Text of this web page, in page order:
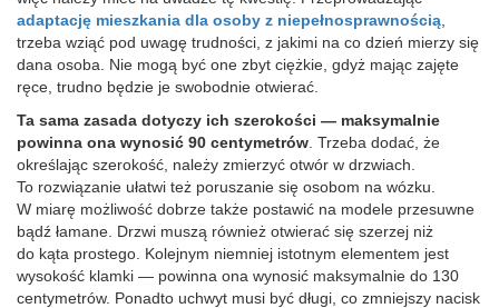
adaptację mieszkania dla osoby z niepełnosprawnością
trzeba wziąć pod uwagę trudności, z jakimi na co dzień mierzy się
dana osoba. Nie mogą być one zbyt ciężkie, gdyż mając zajęte
ręce, trudno będzie je swobodnie otwierać.
Ta sama zasada dotyczy ich szerokości — maksymalnie
powinna ona wynosić 90 centymetrów Trzeba dodać, że
określając szerokość, należy zmierzyć otwór w drzwiach.
To rozwiązanie ułatwi też poruszanie się osobom na wózku.
W miarę możliwość dobrze także postawić na modele przesuwne
bądź łamane. Drzwi muszą również otwierać się szerzej niż
do kąta prostego. Kolejnym niemniej istotnym elementem jest
wysokość klamki — powinna ona wynosić maksymalnie do 130
centymetrów. Ponadto uchwyt musi być długi, co zmniejszy nacisk